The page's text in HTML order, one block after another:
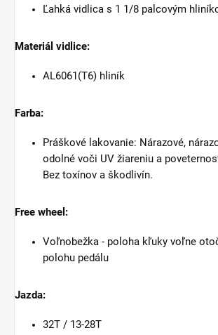
Ľahká vidlica s 1 1/8 palcovým
Materiál vidlice:
AL6061(T6) hliník
Farba:
Práškové lakovanie: Nárazové,
odolné voči UV žiareniu a
Bez toxínov a škodlivín.
Free wheel:
Voľnobežka - poloha kľuky voľne
polohu pedálu
Jazda:
32T / 13-28T